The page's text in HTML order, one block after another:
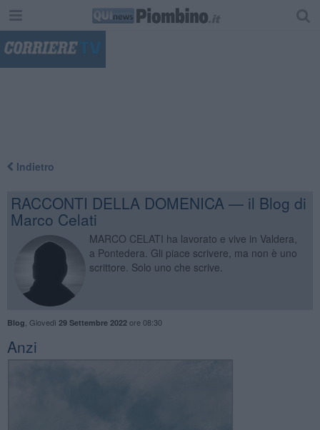
Indietro
RACCONTI DELLA DOMENICA — il Blog di
Marco Celati
MARCO CELATI ha lavorato e vive in Valdera,
a Pontedera. Gli piace scrivere, ma non è uno
scrittore. Solo uno che scrive.
Blog Giovedì 29 Settembre 2022ore 08:30
Anzi